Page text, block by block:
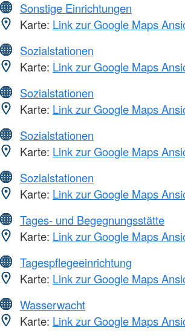
Sonstige Einrichtungen
Karte: Link zur Google Maps
Sozialstationen
Karte: Link zur Google Maps
Sozialstationen
Karte: Link zur Google Maps
Sozialstationen
Karte: Link zur Google Maps
Sozialstationen
Karte: Link zur Google Maps
Tages- und Begegnungsstätte
Karte: Link zur Google Maps
Tagespflegeeinrichtung
Karte: Link zur Google Maps
Wasserwacht
Karte: Link zur Google Maps